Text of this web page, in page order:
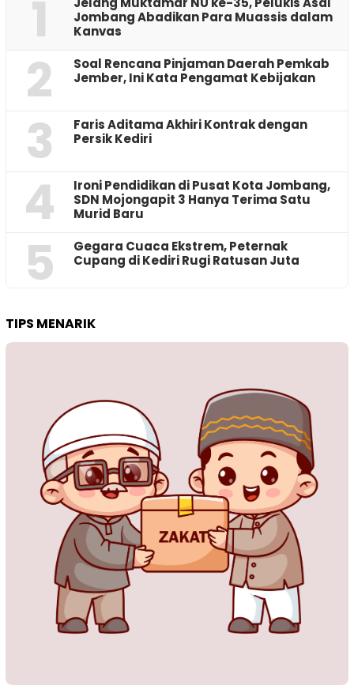
1
Jombang Abadikan Para Muassis dalam
Kanvas
2
‎Soal Rencana Pinjaman Daerah Pemkab
Jember, Ini Kata Pengamat Kebijakan ‎
3
Faris Aditama Akhiri Kontrak dengan
Persik Kediri
4
Ironi Pendidikan di Pusat Kota Jombang,
SDN Mojongapit 3 Hanya Terima Satu
Murid Baru
5
‎Gegara Cuaca Ekstrem, Peternak
Cupang di Kediri Rugi Ratusan Juta
TIPS MENARIK